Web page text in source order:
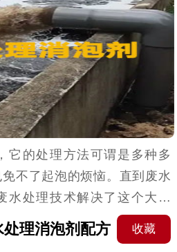
理消泡剂配方 收藏
它的处理方法可谓是多种多
不了起泡的烦恼。直到废水
水处理技术解决了这个大麻
分享一下它的制备配方。（废
）材料配方：硅油：0.001-